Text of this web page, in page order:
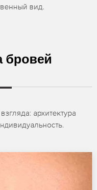
вид.
бровей
архитектура